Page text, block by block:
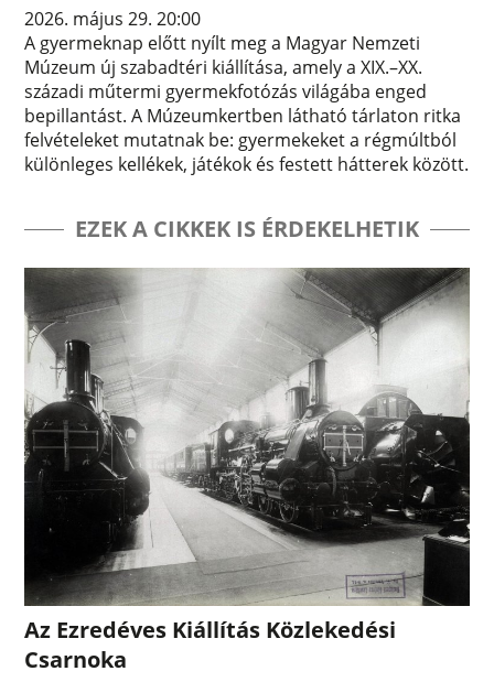
2026. május 29. 20:00
A gyermeknap előtt nyílt meg a Magyar Nemzeti
Múzeum új szabadtéri kiállítása, amely a XIX.–XX.
századi műtermi gyermekfotózás világába enged
bepillantást. A Múzeumkertben látható tárlaton ritka
felvételeket mutatnak be: gyermekeket a régmúltból
különleges kellékek, játékok és festett hátterek között.
EZEK A CIKKEK IS ÉRDEKELHETIK
Az Ezredéves Kiállítás Közlekedési
Csarnoka